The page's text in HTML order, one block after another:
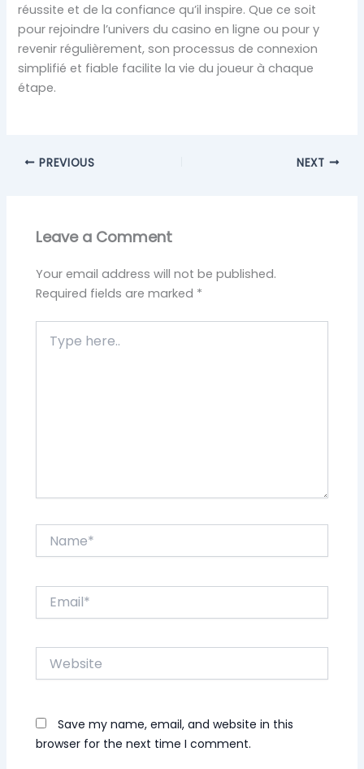
réussite et de la confiance qu’il inspire. Que ce soit
pour rejoindre l’univers du casino en ligne ou pour y
revenir régulièrement, son processus de connexion
simplifié et fiable facilite la vie du joueur à chaque
étape.
PREVIOUS NEXT
Leave a Comment
Your email address will not be published.
Required fields are marked *
here..
Website
Save my name, email, and website in this
browser for the next time I comment.